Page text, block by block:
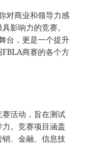
对商业和领导力感
影响力的竞赛。
台，更是一个提升
商赛的各个方
活动，旨在测试
。竞赛项目涵盖
、金融、信息技